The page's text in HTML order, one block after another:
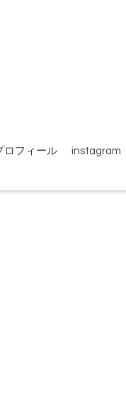
ロフィール instagram